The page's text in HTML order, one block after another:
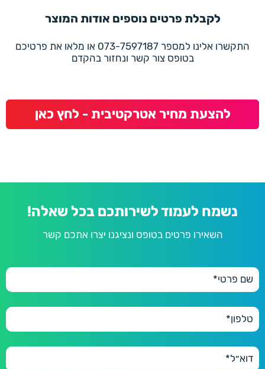
לקבלת פרטים נוספים אודות המוצר
התקשרו אלינו למספר 073-7597187 או מלאו את פרטיכם
בטופס צור קשר ונחזור בהקדם
להצעת מחיר אטרקטיבית - לחץ כאן
נשמח לעמוד לשירותכם בכל שאלה!
השאירו פרטים בטופס ונציגנו יצרו אתכם קשר